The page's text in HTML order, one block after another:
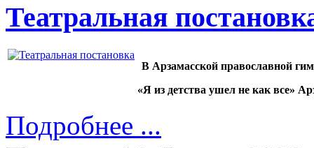
Театральная
В Арзамасской православной
«Я из детства ушел не как все»
Подробнее ...